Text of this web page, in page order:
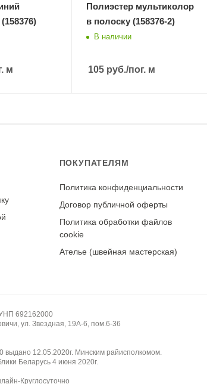
м
Полиэстер мультиколор
в полоску (158376-2)
В наличии
105 руб./пог. м
ПОКУПАТЕЛЯМ
Политика конфиденциальности
Договор публичной оферты
Политика обработки файлов
cookie
Ателье (швейная мастерская)
692162000
ул. Звездная, 19А-6, пом.6-36
выдано 12.05.2020г. Минским райисполкомом.
Беларусь 4 июня 2020г.
Круглосуточно